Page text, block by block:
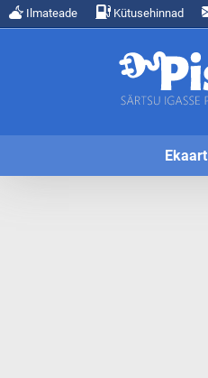
Ilmateade Kütusehinnad
Ekaart